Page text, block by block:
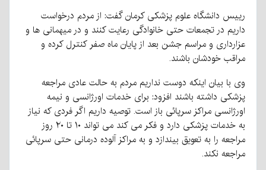
رییس دانشگاه علوم پزشکی کرمان گفت: از مردم درخواست
داریم در تجمعات حتی خانوادگی رعایت کنند و در میهمانی ها و
عزارداری و مراسم جشن بعد از پایان ماه صفر کنترل کرده و
مراقب خودشان باشند.
وی با بیان اینکه دوست نداریم مردم به حالت عادی مراجعه
پزشکی داشته باشند افزود: برای خدمات اورژانسی و نیمه
اورژانسی مراکز سرپائی باز است. توصیه داریم اگر فردی که نیاز
به خدمات پزشکی دارد و فکر می کند می تواند ۱۰ تا ۲۰ روز
مراجعه را به تعویق بیندازد و به مراکز آلوده درمانی حتی سرپائی
مراجعه نکند.